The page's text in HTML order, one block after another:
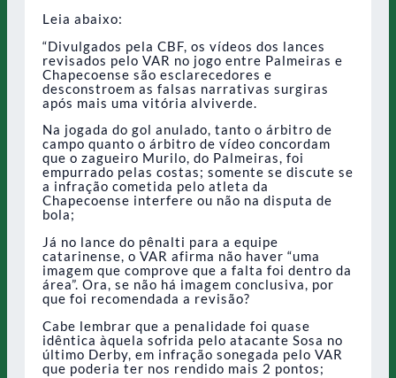
Leia abaixo:
“Divulgados pela CBF, os vídeos dos lances
revisados pelo VAR no jogo entre Palmeiras e
Chapecoense são esclarecedores e
desconstroem as falsas narrativas surgiras
após mais uma vitória alviverde.
Na jogada do gol anulado, tanto o árbitro de
campo quanto o árbitro de vídeo concordam
que o zagueiro Murilo, do Palmeiras, foi
empurrado pelas costas; somente se discute se
a infração cometida pelo atleta da
Chapecoense interfere ou não na disputa de
bola;
Já no lance do pênalti para a equipe
catarinense, o VAR afirma não haver “uma
imagem que comprove que a falta foi dentro da
área”. Ora, se não há imagem conclusiva, por
que foi recomendada a revisão?
Cabe lembrar que a penalidade foi quase
idêntica àquela sofrida pelo atacante Sosa no
último Derby, em infração sonegada pelo VAR
que poderia ter nos rendido mais 2 pontos;